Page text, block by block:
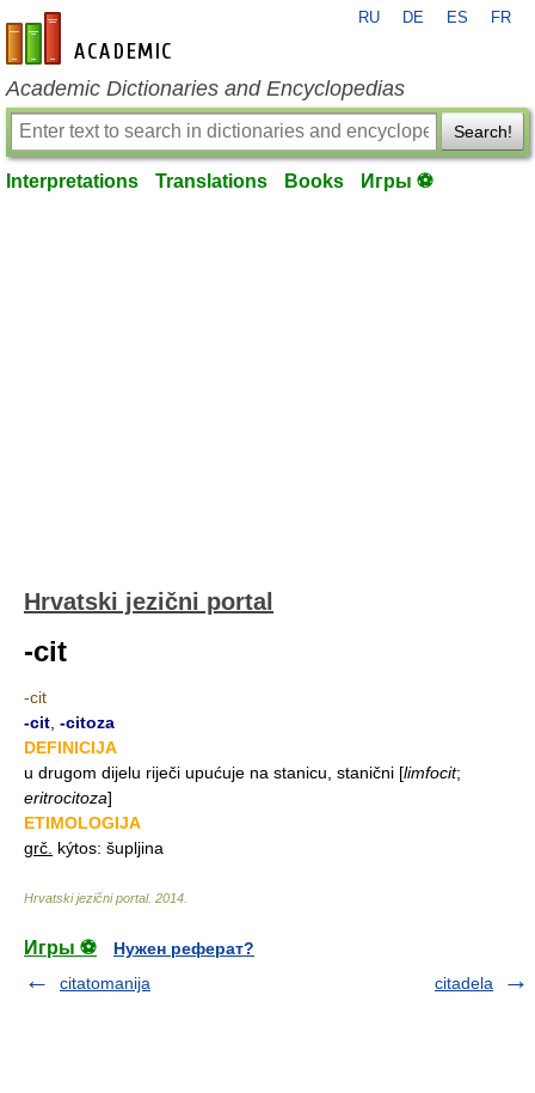
en-academic.com
RU DE ES FR
Academic Dictionaries and Encyclopedias
Search!
Interpretations Translations Books Игры ⚽
Hrvatski jezični portal
-cit
-cit
-cit -citoza
DEFINICIJA
u drugom dijelu riječi upućuje na stanicu, stanični [limfocit;
eritrocitoza]
ETIMOLOGIJA
grč. kýtos: šupljina
Hrvatski jezični portal. 2014
Игры ⚽
Нужен реферат?
citatomanija
citadela